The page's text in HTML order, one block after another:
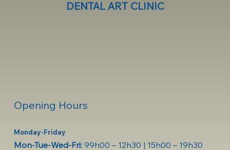
DENTAL ART CLINIC
Opening Hours
Monday-Friday
Mon-Tue-Wed-Fri: 99h00 – 12h30 | 15h00 – 19h30